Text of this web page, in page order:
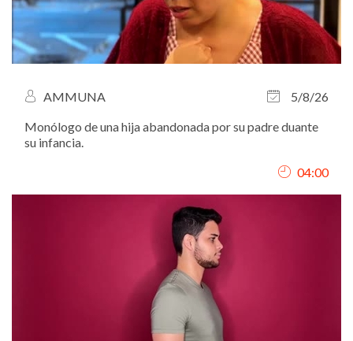
AMMUNA
5/8/26
Monólogo de una hija abandonada por su padre duante
su infancia.
04:00